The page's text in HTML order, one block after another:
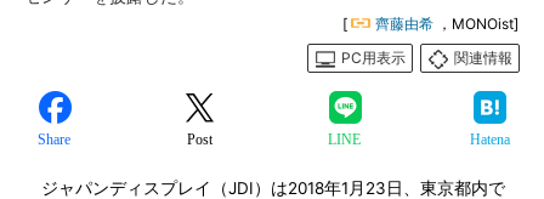
[ 齊藤由希 ，MONOist]
PC用表示
関連情報
Share Post LINE Hatena
ジャパンディスプレイ（JDI）は2018年1月23日、東京都内で